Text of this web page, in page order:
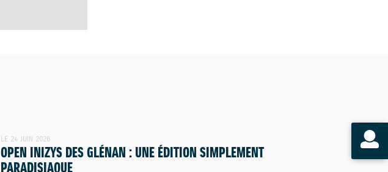
LE 24 JUIN 2026
OPEN INIZYS DES GLÉNAN : UNE ÉDITION SIMPLEMENT